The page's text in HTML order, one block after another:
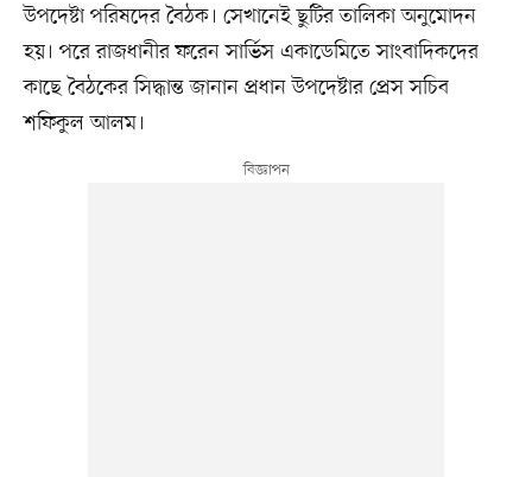
উপদেষ্টা পরিষদের বৈঠক। সেখানেই ছুটির তালিকা অনুমোদন
হয়। পরে রাজধানীর ফরেন সার্ভিস একাডেমিতে সাংবাদিকদের
কাছে বৈঠকের সিদ্ধান্ত জানান প্রধান উপদেষ্টার প্রেস সচিব
শফিকুল আলম।